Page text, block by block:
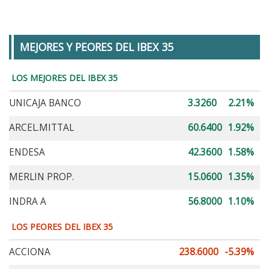
MEJORES Y PEORES DEL IBEX 35
LOS MEJORES DEL IBEX 35
UNICAJA BANCO 3.3260
2.21%
ARCEL.MITTAL
60.6400 1.92%
ENDESA
42.3600 1.58%
MERLIN PROP.
15.0600 1.35%
INDRA A
56.8000 1.10%
LOS PEORES DEL IBEX 35
ACCIONA 238.6000 -5.39%